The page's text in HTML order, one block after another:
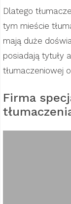
Dlatego
tym mieście
mają duże
posiadają tytuły
tłumaczeniowej
Firma